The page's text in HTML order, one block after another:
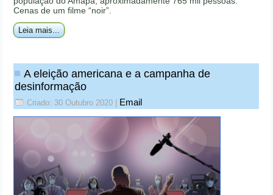
Cenas de um filme “noir”.
Leia mais...
A eleição americana e a campanha de
desinformação
Criado: 30 Outubro 2020 Email